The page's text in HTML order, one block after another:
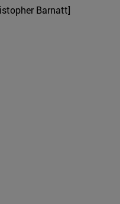
Barnatt]